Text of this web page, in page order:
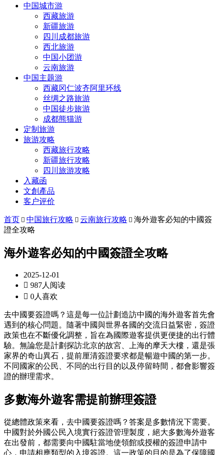
中国城市游
西藏旅游
新疆旅游
四川成都旅游
西北旅游
中国小团游
云南旅游
中国主题游
西藏冈仁波齐阿里环线
丝绸之路旅游
中国徒步旅游
成都熊猫游
定制旅游
旅游攻略
西藏旅行攻略
新疆旅行攻略
四川旅游攻略
入藏函
文創產品
客户评价
首页  中国旅行攻略  云南旅行攻略  海外遊客必知的中國簽
證全攻略
海外遊客必知的中國簽證全攻略
2025-12-01
 987人阅读
 0人喜欢
去中國要簽證嗎？這是每一位計劃造訪中國的海外遊客首先會
遇到的核心問題。隨著中國與世界各國的交流日益緊密，簽證
政策也在不斷優化調整，旨在為國際遊客提供更便捷的出行體
驗。無論您是計劃探訪北京的故宮、上海的摩天大樓，還是張
家界的奇山異石，提前厘清簽證要求都是暢遊中國的第一步。
不同國家的公民、不同的出行目的以及停留時間，都會影響簽
證的辦理需求。
多數海外遊客需提前辦理簽證
從總體政策來看，去中國要簽證嗎？答案是多數情況下需要。
中國對於外國公民入境實行簽證管理製度，絕大多數海外遊客
在出發前，都需要向中國駐當地使領館或授權的簽證申請中
心，申請相應類型的入境簽證。這一政策的目的是為了保障國